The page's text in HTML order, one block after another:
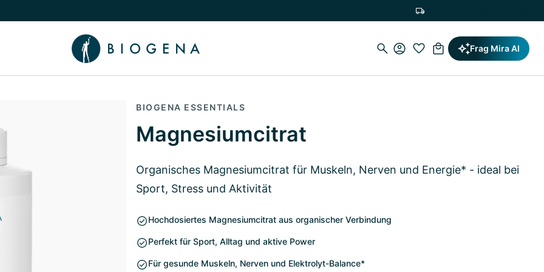
Wissen umschalten Frag Mira AI
BIOGENA ESSENTIALS
Magnesiumcitrat
Organisches Magnesiumcitrat für Muskeln, Nerven und Energie* - ideal bei
Sport, Stress und Aktivität
Hochdosiertes Magnesiumcitrat aus organischer Verbindung
Perfekt für Sport, Alltag und aktive Power
Für gesunde Muskeln, Nerven und Elektrolyt-Balance*